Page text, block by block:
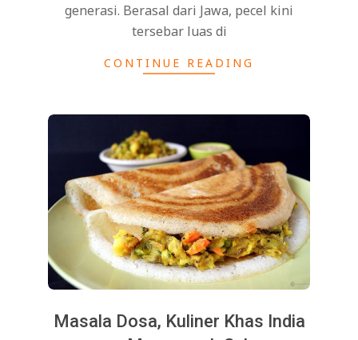
generasi. Berasal dari Jawa, pecel kini
tersebar luas di
CONTINUE READING
Masala Dosa, Kuliner Khas India